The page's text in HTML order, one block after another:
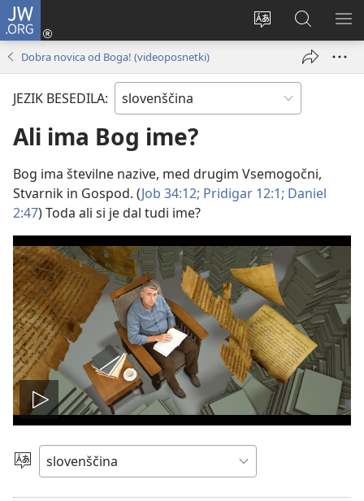
JW.ORG
Spremeni
spletnega
mesta
Prijava
(odpre
Iskanje
po
JW.ORG
Dobra novica od Boga! (videoposnetki)
JEZIK BESEDILA:
Ali ima Bog ime?
Bog ima številne nazive, med drugim Vsemogočni,
Stvarnik in Gospod. (Job 34:12; Pridigar 12:1; Daniel
2:47) Toda ali si je dal tudi ime?
Predvajaj
videoposnetek
Izberite
jezik